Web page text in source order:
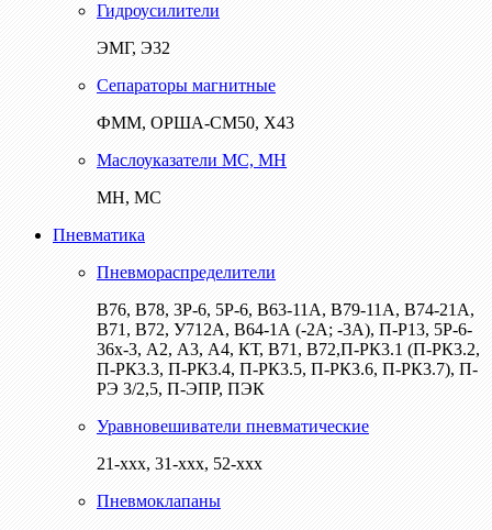
Гидроусилители
ЭМГ, Э32
Сепараторы магнитные
ФММ, ОРША-СМ50, Х43
Маслоуказатели МС, МН
МН, МС
Пневматика
Пневмораспределители
В76, В78, 3Р-6, 5Р-6, В63-11А, В79-11А, В74-21А,
В71, В72, У712А, В64-1А (-2А; -3А), П-Р13, 5Р-6-
36х-3, А2, А3, А4, КТ, В71, В72,П-РК3.1 (П-РК3.2,
П-РК3.3, П-РК3.4, П-РК3.5, П-РК3.6, П-РК3.7), П-
РЭ 3/2,5, П-ЭПР, ПЭК
Уравновешиватели пневматические
21-ххх, 31-ххх, 52-ххх
Пневмоклапаны